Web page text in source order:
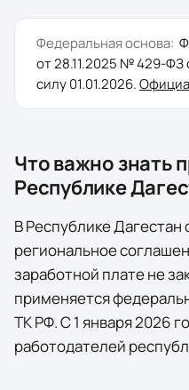
Федеральная основа:
от 28.11.2025 № 429-ФЗ
силу01.01.2026.
Что важно знать
Республике
В Республике Дагестан
региональное
заработной плате не
применяется
ТК РФ. С 1 января 2026
работодателей